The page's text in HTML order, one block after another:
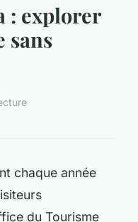
: explorer
sans
chaque année
du Tourisme